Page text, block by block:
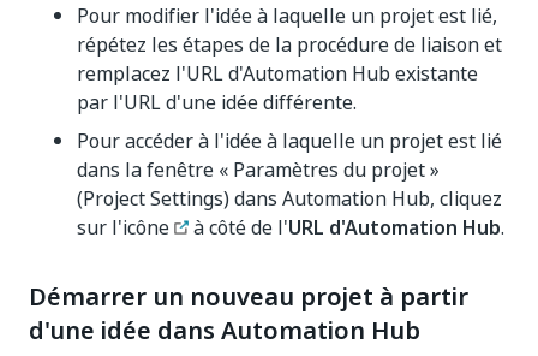
Pour modifier l'idée à laquelle un projet est lié,
répétez les étapes de la procédure de liaison et
remplacez l'URL d'Automation Hub existante
par l'URL d'une idée différente.
Pour accéder à l'idée à laquelle un projet est lié
dans la fenêtre « Paramètres du projet »
(Project Settings) dans Automation Hub, cliquez
sur l'icône
à côté de l'URL d'Automation Hub.
Démarrer un nouveau projet à partir
d'une idée dans Automation Hub